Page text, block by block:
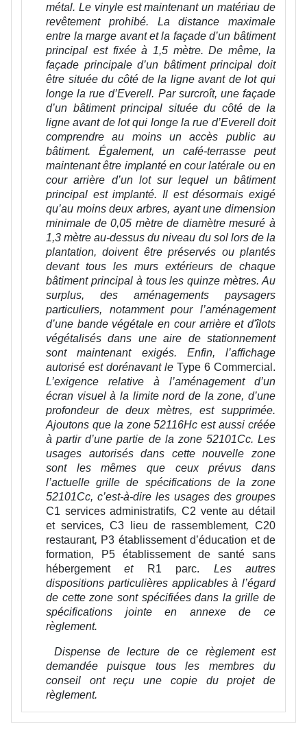
métal. Le vinyle est maintenant un matériau de
revêtement prohibé. La distance maximale
entre la marge avant et la façade d’un bâtiment
principal est fixée à 1,5 mètre. De même, la
façade principale d’un bâtiment principal doit
être située du côté de la ligne avant de lot qui
longe la rue d’Everell. Par surcroît, une façade
d’un bâtiment principal située du côté de la
ligne avant de lot qui longe la rue d’Everell doit
comprendre au moins un accès public au
bâtiment. Également, un café-terrasse peut
maintenant être implanté en cour latérale ou en
cour arrière d’un lot sur lequel un bâtiment
principal est implanté. Il est désormais exigé
qu’au moins deux arbres, ayant une dimension
minimale de 0,05 mètre de diamètre mesuré à
1,3 mètre au-dessus du niveau du sol lors de la
plantation, doivent être préservés ou plantés
devant tous les murs extérieurs de chaque
bâtiment principal à tous les quinze mètres. Au
surplus, des aménagements paysagers
particuliers, notamment pour l’aménagement
d’une bande végétale en cour arrière et d'îlots
végétalisés dans une aire de stationnement
sont maintenant exigés. Enfin, l’affichage
autorisé est dorénavant le Type 6 Commercial.
L’exigence relative à l’aménagement d’un
écran visuel à la limite nord de la zone, d’une
profondeur de deux mètres, est supprimée.
Ajoutons que la zone 52116Hc est aussi créée
à partir d’une partie de la zone 52101Cc. Les
usages autorisés dans cette nouvelle zone
sont les mêmes que ceux prévus dans
l’actuelle grille de spécifications de la zone
52101Cc, c’est-à-dire les usages des groupes
C1 services administratifs,C2 vente au détail
et services,C3 lieu de rassemblement, C20
restaurant, P3 établissement d’éducation et de
formation, P5 établissement de santé sans
hébergementet R1 parc. Les autres
dispositions particulières applicables à l’égard
de cette zone sont spécifiées dans la grille de
spécifications jointe en annexe de ce
règlement.
Dispense de lecture de ce règlement est
demandée puisque tous les membres du
conseil ont reçu une copie du projet de
règlement.